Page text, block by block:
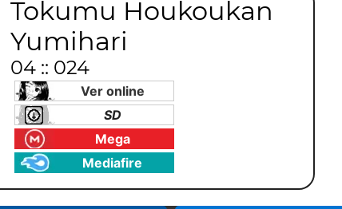
Tokumu Houkoukan
Yumihari
04 :: 024
Ver online
SD
Mega
Mediafire